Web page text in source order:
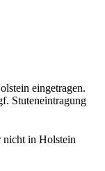
eingetragen.
Stuteneintragung
in Holstein